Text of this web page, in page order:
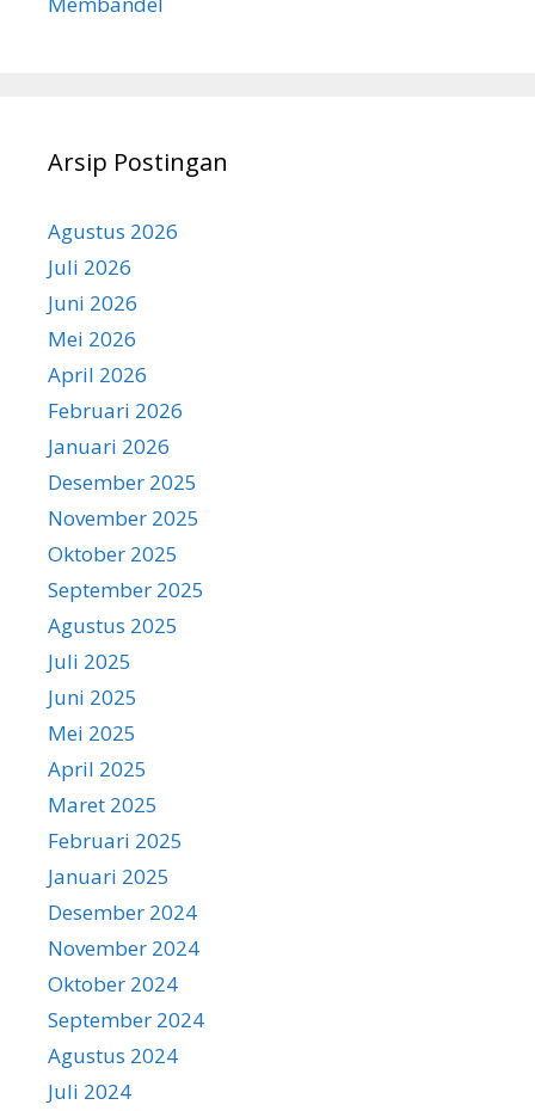
Arsip Postingan
Agustus 2026
Juli 2026
Juni 2026
Mei 2026
April 2026
Februari 2026
Januari 2026
Desember 2025
November 2025
Oktober 2025
September 2025
Agustus 2025
Juli 2025
Juni 2025
Mei 2025
April 2025
Maret 2025
Februari 2025
Januari 2025
Desember 2024
November 2024
Oktober 2024
September 2024
Agustus 2024
Juli 2024